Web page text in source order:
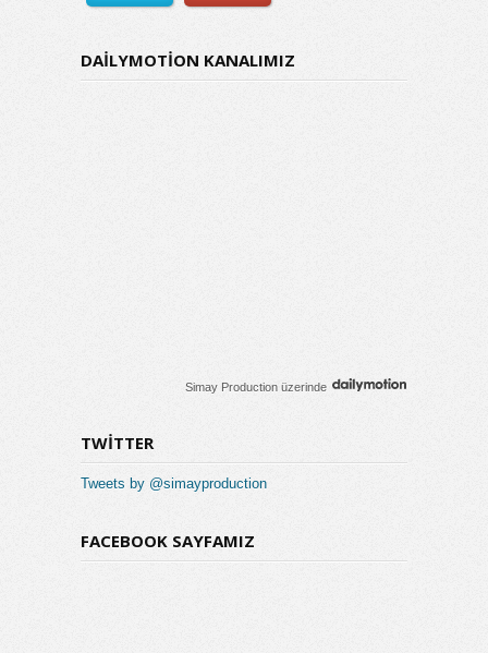
DAİLYMOTİON KANALIMIZ
Simay Production üzerinde
TWITTER
Tweets by @simayproduction
FACEBOOK SAYFAMIZ